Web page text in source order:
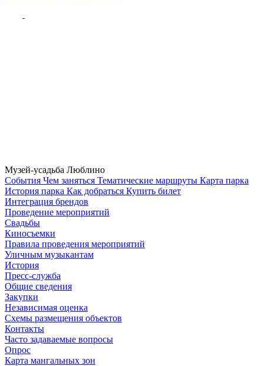
Музей-усадьба Люблино
Cобытия Чем заняться Тематические маршруты Карта парка
История парка Как добраться Купить билет
Интеграция брендов
Проведение мероприятий
Свадьбы
Киносъемки
Правила проведения мероприятий
Уличным музыкантам
История
Пресс-служба
Общие сведения
Закупки
Независимая оценка
Схемы размещения объектов
Контакты
Часто задаваемые вопросы
Опрос
Карта мангальных зон